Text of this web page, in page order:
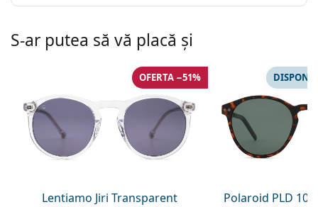
S-ar putea să vă placă și
Lentiamo Jiri Transparent
OFERTA −51%
Polaroid PLD